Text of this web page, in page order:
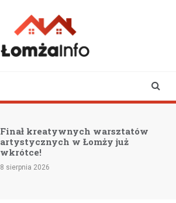
Finał kreatywnych warsztatów
artystycznych w Łomży już
wkrótce!
8 sierpnia 2026